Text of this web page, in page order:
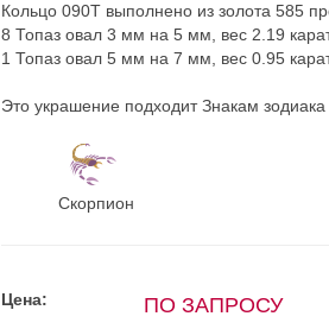
Кольцо 090Т выполнено из золота 585
8 Топаз овал 3 мм на 5 мм, вес 2.19
1 Топаз овал 5 мм на 7 мм, вес 0.95
Это украшение подходит Знакам зодиака
Скорпион
Цена: ПО ЗАПРОСУ